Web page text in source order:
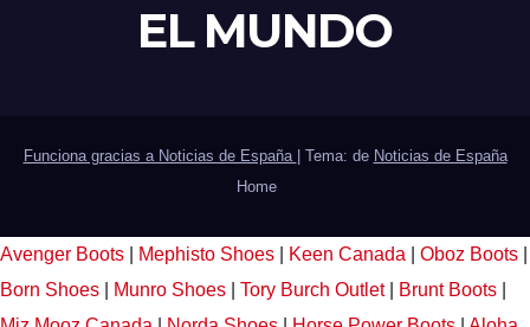
EL MUNDO
Funciona gracias a Noticias de España Tema: de Noticias de España
Home
Avenger Boots Mephisto Shoes Keen Canada Oboz Boots
Born Shoes
Munro Shoes Tory Burch Outlet Brunt Boots